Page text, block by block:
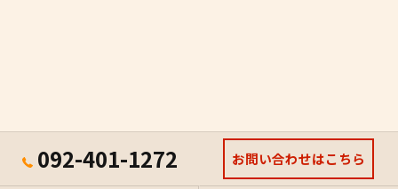
092-401-1272 お問い合わせはこちら